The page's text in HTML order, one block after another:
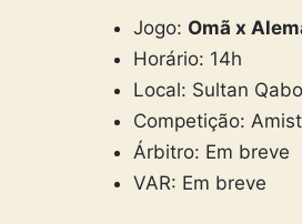
Jogo: Omã x
Horário: 14h
Local: Sultan
Competição:
Árbitro: Em breve
VAR: Em breve